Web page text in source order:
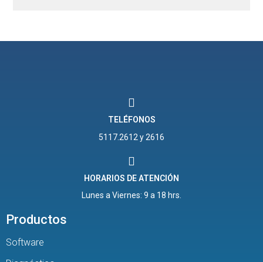
TELÉFONOS
5117.2612 y 2616
HORARIOS DE ATENCIÓN
Lunes a Viernes: 9 a 18 hrs.
Productos
Software